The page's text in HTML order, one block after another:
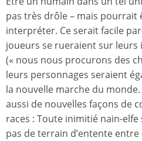
pas très drôle – mais pourrait
interpréter. Ce serait facile
joueurs se rueraient sur leurs
(« nous nous procurons des
leurs personnages seraient
la nouvelle marche du
aussi de nouvelles façons de
races : Toute inimitié nain-elfe
pas de terrain d’entente